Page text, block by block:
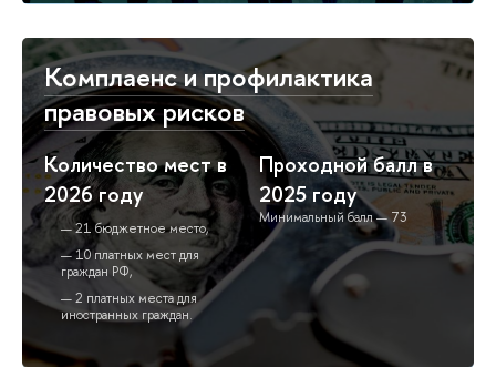
Комплаенс и профилактика
правовых рисков
Количество мест в
2026 году
21 бюджетное место,
10 платных мест для
граждан РФ,
2 платных места для
иностранных граждан.
Проходной балл в
2025 году
Минимальный балл — 73